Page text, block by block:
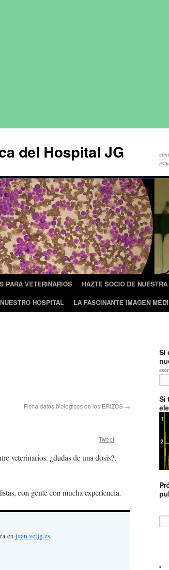
del Hospital JG
PARA VETERINARIOS
HAZTE SOCIO DE
HOSPITAL LA FASCINANTE IMAGEN
Ficha datos biologicos de los ERIZOS →
Tweet
veterinarios. ¿dudas de una dosis?,
con gente con mucha experiencia.
en juan.vetjg.es
Si
Si